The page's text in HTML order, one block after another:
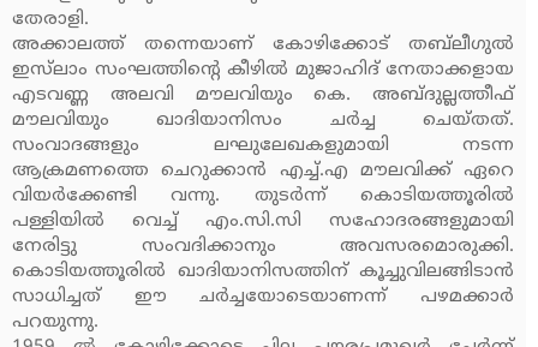
തേരാളി.
അക്കാലത്ത് തന്നെയാണ് കോഴിക്കോട് തബ്‌ലീഗുല്‍
ഇസ്‌ലാം സംഘത്തിന്റെ കീഴില്‍ മുജാഹിദ് നേതാക്കളായ
എടവണ്ണ അലവി മൗലവിയും കെ. അബ്ദുല്ലത്തീഫ്
മൗലവിയും ഖാദിയാനിസം ചര്‍ച്ച ചെയ്തത്.
സംവാദങ്ങളും ലഘുലേഖകളുമായി നടന്ന
ആക്രമണത്തെ ചെറുക്കാന്‍ എച്ച്.എ മൗലവിക്ക് ഏറെ
വിയര്‍ക്കേണ്ടി വന്നു. തുടര്‍ന്ന് കൊടിയത്തൂരില്‍
പള്ളിയില്‍ വെച്ച് എം.സി.സി സഹോദരങ്ങളുമായി
നേരിട്ടു സംവദിക്കാനും അവസരമൊരുക്കി.
കൊടിയത്തൂരില്‍ ഖാദിയാനിസത്തിന് കൂച്ചുവിലങ്ങിടാന്‍
സാധിച്ചത് ഈ ചര്‍ച്ചയോടെയാണന്ന് പഴമക്കാര്‍
പറയുന്നു.